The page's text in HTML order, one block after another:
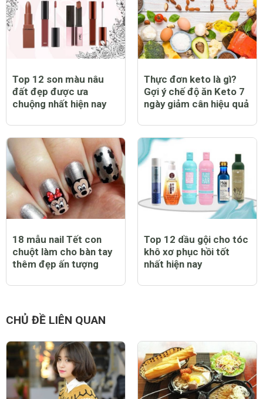
Top 12 son màu nâu
đất đẹp được ưa
chuộng nhất hiện nay
Thực đơn keto là gì?
Gợi ý chế độ ăn Keto 7
ngày giảm cân hiệu quả
18 mẫu nail Tết con
chuột làm cho bàn tay
thêm đẹp ấn tượng
Top 12 dầu gội cho tóc
khô xơ phục hồi tốt
nhất hiện nay
CHỦ ĐỀ LIÊN QUAN